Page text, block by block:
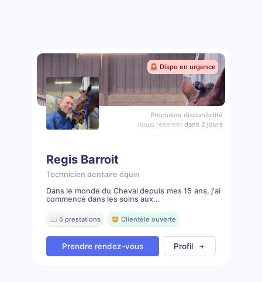
🚨 Dispo en urgence
Prochaine disponibilité
(sous réserve) dans 2 jours
Regis Barroit
Technicien dentaire équin
Dans le monde du Cheval depuis mes 15 ans, j'ai
commencé dans les soins aux...
📖 5 prestations 🤩 Clientèle ouverte
Prendre rendez-vous Profil